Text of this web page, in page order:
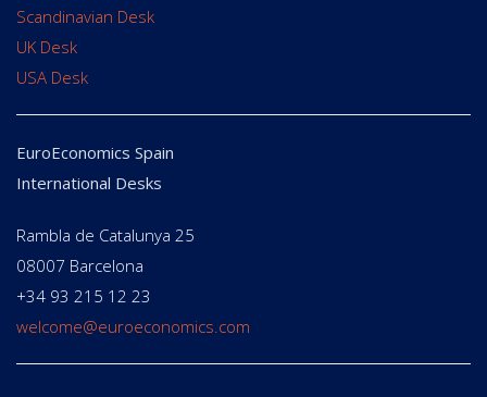
Scandinavian Desk
UK Desk
USA Desk
EuroEconomics Spain
International Desks
Rambla de Catalunya 25
08007 Barcelona
+34 93 215 12 23
welcome@euroeconomics.com